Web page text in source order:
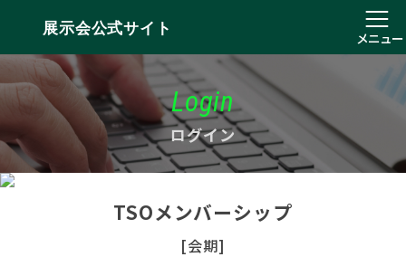
展示会公式サイト
メニュー
Login
ログイン
TSOメンバーシップ
[会期]